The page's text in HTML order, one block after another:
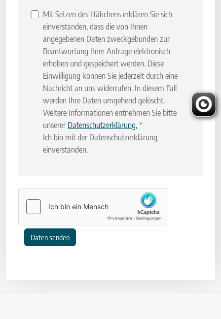
Mit Setzen des Häkchens erklären Sie sich
einverstanden, dass die von Ihnen
angegebenen Daten zweckgebunden zur
Beantwortung Ihrer Anfrage elektronisch
erhoben und gespeichert werden. Diese
Einwilligung können Sie jederzeit durch eine
Nachricht an uns widerrufen. In diesem Fall
werden Ihre Daten umgehend gelöscht.
Weitere Informationen entnehmen Sie bitte
unserer Datenschutzerklärung.*
Ich bin mit der Datenschutzerklärung
einverstanden.
Daten senden